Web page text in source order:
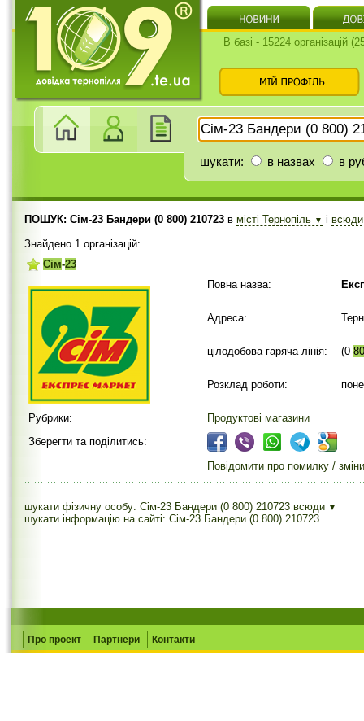
В базі - 15224 організацій
шукати: в назвах в
ПОШУК: Сім-23 Бандери (0 800) 210723 в місті Тернопіль ▼ і
Знайдено 1 організацій:
Сім-23
Повна назва:
Адреса:
цілодобова гаряча лінія: (0
Розклад роботи:
Рубрики:
Продуктові магазини
Зберегти та поділитись:
Повідомити про помилку / зміни
шукати фізичну особу: Сім-23 Бандери (0 800) 210723 всюди ▼
шукати інформацію на сайті: Сім-23 Бандери (0 800) 210723
Про проект Партнери Контакти